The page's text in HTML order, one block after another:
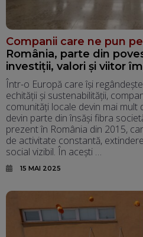
Companii care ne pun
România, parte din
investiții, valori și viitor
Într-o Europă care își
echității și sustenabilității,
comunități locale devin mai
devin parte din însăși fibra
prezent în România din 2015,
de activitate constantă,
social vizibil. În acești …
15 MAI 2025